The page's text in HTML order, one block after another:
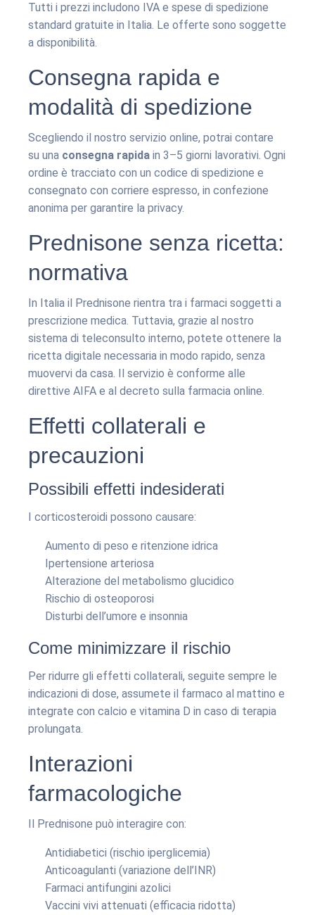
Tutti i prezzi includono IVA e spese di spedizione
standard gratuite in Italia. Le offerte sono soggette
a disponibilità.
Consegna rapida e
modalità di spedizione
Scegliendo il nostro servizio online, potrai contare
su una consegna rapida in 3–5 giorni lavorativi. Ogni
ordine è tracciato con un codice di spedizione e
consegnato con corriere espresso, in confezione
anonima per garantire la privacy.
Prednisone senza ricetta:
normativa
In Italia il Prednisone rientra tra i farmaci soggetti a
prescrizione medica. Tuttavia, grazie al nostro
sistema di teleconsulto interno, potete ottenere la
ricetta digitale necessaria in modo rapido, senza
muovervi da casa. Il servizio è conforme alle
direttive AIFA e al decreto sulla farmacia online.
Effetti collaterali e
precauzioni
Possibili effetti indesiderati
I corticosteroidi possono causare:
Aumento di peso e ritenzione idrica
Ipertensione arteriosa
Alterazione del metabolismo glucidico
Rischio di osteoporosi
Disturbi dell’umore e insonnia
Come minimizzare il rischio
Per ridurre gli effetti collaterali, seguite sempre le
indicazioni di dose, assumete il farmaco al mattino e
integrate con calcio e vitamina D in caso di terapia
prolungata.
Interazioni
farmacologiche
Il Prednisone può interagire con:
Antidiabetici (rischio iperglicemia)
Anticoagulanti (variazione dell’INR)
Farmaci antifungini azolici
Vaccini vivi attenuati (efficacia ridotta)